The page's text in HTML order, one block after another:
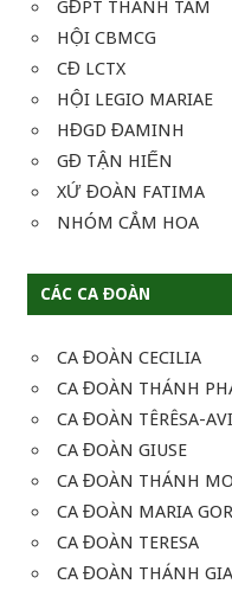
GĐPT THÁNH TÂM
HỘI CBMCG
CĐ LCTX
HỘI LEGIO MARIAE
HĐGD ĐAMINH
GĐ TẬN HIẾN
XỨ ĐOÀN FATIMA
NHÓM CẮM HOA
CÁC CA ĐOÀN
CA ĐOÀN CECILIA
CA ĐOÀN THÁNH
CA ĐOÀN TÊRÊSA-
CA ĐOÀN GIUSE
CA ĐOÀN THÁNH
CA ĐOÀN MARIA
CA ĐOÀN TERESA
CA ĐOÀN THÁNH GIA